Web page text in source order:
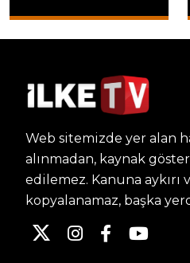
Web sitemizde yer alan
alınmadan, kaynak
edilemez. Kanuna aykırı
kopyalanamaz, başka